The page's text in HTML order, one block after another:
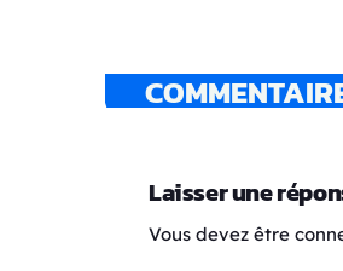
Laisser une
Vous devez être